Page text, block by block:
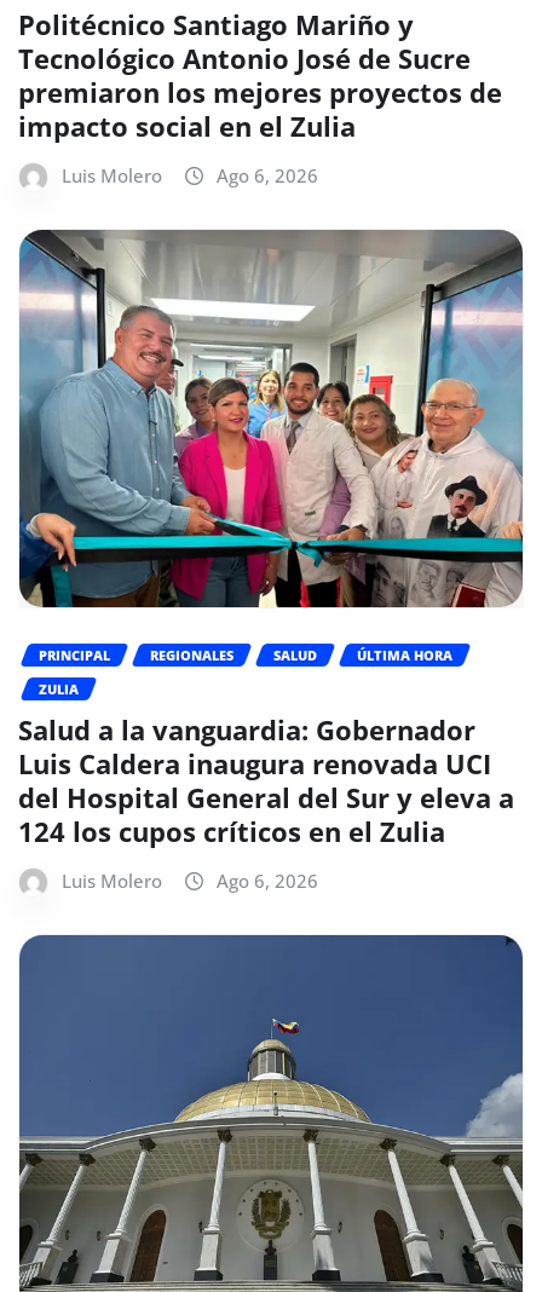
Politécnico Santiago Mariño y
Tecnológico Antonio José de Sucre
premiaron los mejores proyectos de
impacto social en el Zulia
Luis Molero Ago 6, 2026
PRINCIPAL REGIONALES SALUD
ÚLTIMA HORA
ZULIA
Salud a la vanguardia: Gobernador
Luis Caldera inaugura renovada UCI
del Hospital General del Sur y eleva a
124 los cupos críticos en el Zulia
Luis Molero Ago 6, 2026